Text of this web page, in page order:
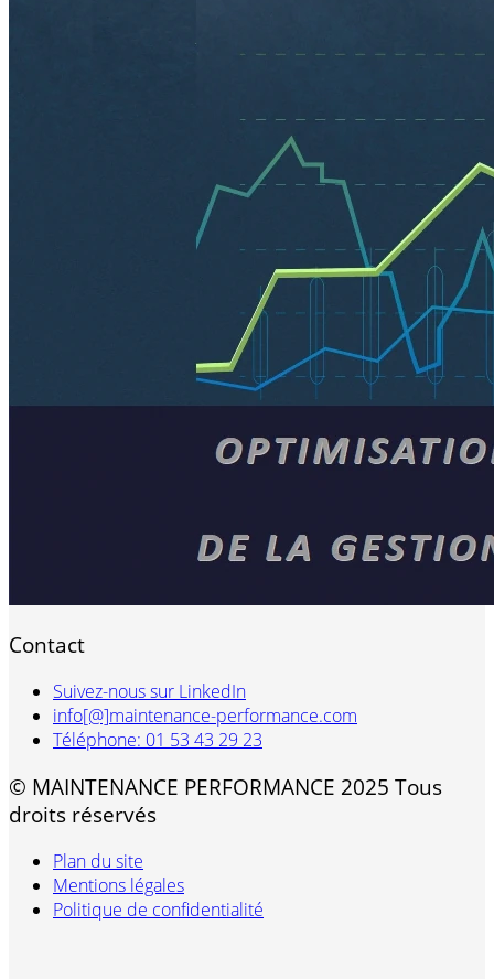
Contact
Suivez-nous sur LinkedIn
info[@]maintenance-performance.com
Téléphone: 01 53 43 29 23
© MAINTENANCE PERFORMANCE 2025 Tous
droits réservés
Plan du site
Mentions légales
Politique de confidentialité